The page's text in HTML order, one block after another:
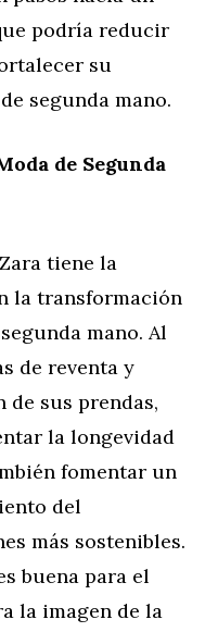
podría reducir
su
segunda mano.
de Segunda
tiene la
la transformación
mano. Al
de reventa y
sus prendas,
la longevidad
fomentar un
del
más sostenibles.
buena para el
la imagen de la